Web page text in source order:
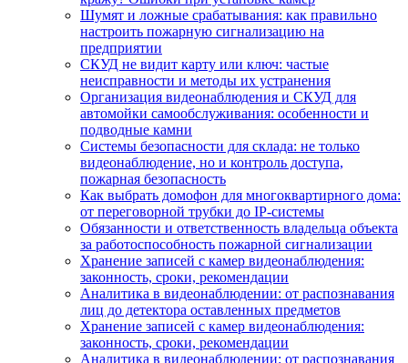
Шумят и ложные срабатывания: как правильно
настроить пожарную сигнализацию на
предприятии
СКУД не видит карту или ключ: частые
неисправности и методы их устранения
Организация видеонаблюдения и СКУД для
автомойки самообслуживания: особенности и
подводные камни
Системы безопасности для склада: не только
видеонаблюдение, но и контроль доступа,
пожарная безопасность
Как выбрать домофон для многоквартирного дома:
от переговорной трубки до IP-системы
Обязанности и ответственность владельца объекта
за работоспособность пожарной сигнализации
Хранение записей с камер видеонаблюдения:
законность, сроки, рекомендации
Аналитика в видеонаблюдении: от распознавания
лиц до детектора оставленных предметов
Хранение записей с камер видеонаблюдения:
законность, сроки, рекомендации
Аналитика в видеонаблюдении: от распознавания